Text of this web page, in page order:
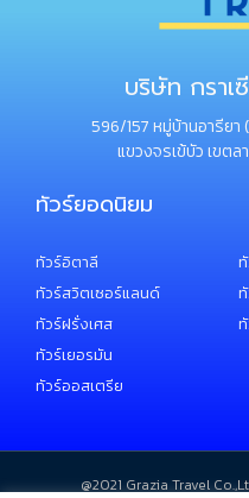
บริษัท กราเ
596/157 หมู่บ้านอารียา
แขวงจรเข้บัว เขต
ทัวร์ยอดนิยม
ทัวร์อิตาลี
ทัวร์สวิตเซอร์แลนด์
ทัวร์ฝรั่งเศส
ทัวร์เยอรมัน
ทัวร์ออสเตรีย
@2021 ​Grazia Travel